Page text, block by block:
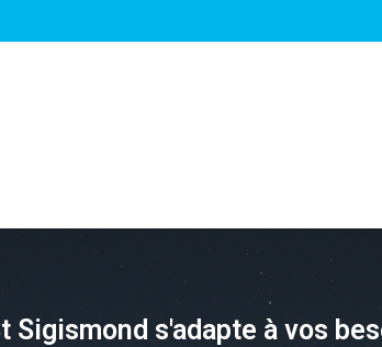
s'adapte à vos